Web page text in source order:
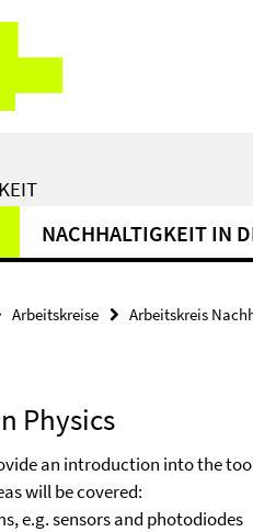
NACHHALTIGKEIT IN
Arbeitskreise Arbeitskreis
Physics
an introduction into the
will be covered:
e.g. sensors and photodiodes